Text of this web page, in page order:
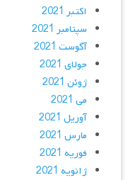
اکتبر 2021
سپتامبر 2021
آگوست 2021
جولای 2021
ژوئن 2021
می 2021
آوریل 2021
مارس 2021
فوریه 2021
ژانویه 2021